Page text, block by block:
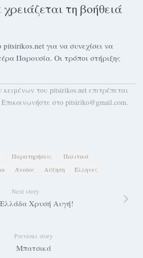
τη βοήθειά
pitsirikos.net για να συνεχίσει να
Παρουσία. Οι τρόποι στήριξης
του pitsirikos.net επιτρέπεται
στο pitsiriko@gmail.com.
Παρατηρήσεις Πολιτικά
Άνοδος Αύξηση Έλληνες
Next story
Χρυσή Αυγή!
Previous story
Μπατσικά